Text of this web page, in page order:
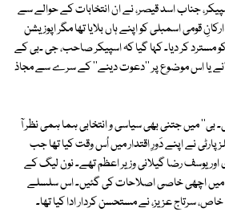
جناب اسد قیصر، نے ان انتخابات کے حوالے سے
قومی اسمبلی کو اپنے ہاں بلایا تھا مگر اپوزیشن
کر دیا۔ کہا گیا کہ اسپیکر صاحب، جی ۔بی کے
یا اس موضوع پر ''دعوت دینے'' کے سرے سے مجاذ
میں جتنی بھی سیاسی و انتخابی ہما ہمی نظر آ
پارٹی نے اپنے دَورِ اقتدار میں اُس وقت کیا تھا جب
یوسف رضا گیلانی وزیر اعظم تھے۔ نون لیگ کے
اچھی خاصی اصلاحات کی گئیں۔ اس سلسلے
سرتاج عزیز، نے مستحسن کردار ادا کیا تھا۔